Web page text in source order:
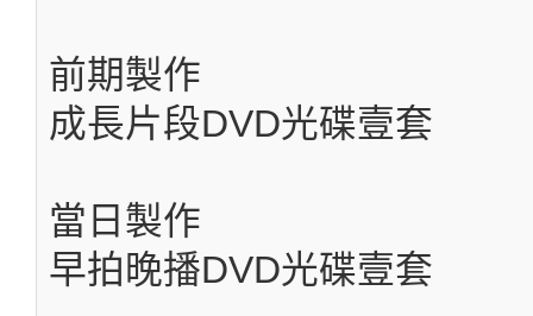
前期製作
成長片段DVD光碟壹套
當日製作
早拍晚播DVD光碟壹套